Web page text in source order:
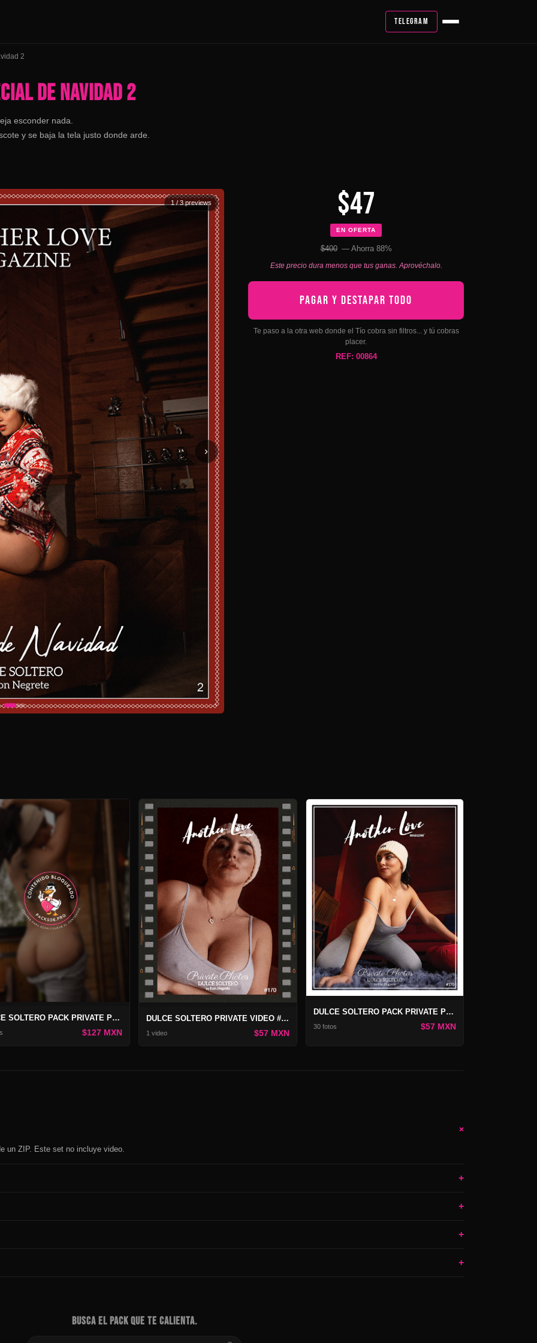
TELEGRAM
2
DE NAVIDAD 2
esconder nada.
y se baja la tela justo donde arde.
1/ 3 previews
›
$47
EN OFERTA
$400 — Ahorra 88%
Este precio dura menos que tus ganas. Aprovéchalo.
PAGAR Y DESTAPAR TODO
Te paso a la otra web donde el Tío cobra sin filtros... y tú cobras
placer.
REF: 00864
DULCE SOLTERO PACK PRIVATE PHOTOS 172
$127 MXN
DULCE SOLTERO PRIVATE VIDEO #170
1 video $57 MXN
DULCE SOLTERO PACK PRIVATE PHOTOS #170
30 fotos $57 MXN
+
un ZIP. Este set no incluye video.
+
+
+
+
BUSCA EL PACK QUE TE CALIENTA.